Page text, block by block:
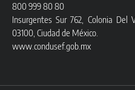
800 999 80 80
Insurgentes Sur 762, Colonia Del
03100, Ciudad de México.
www.condusef.gob.mx